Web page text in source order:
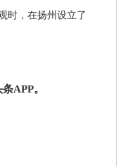
时，在扬州设立了
APP。